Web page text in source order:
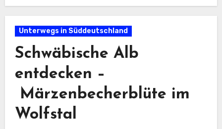
Unterwegs in Süddeutschland
Schwäbische Alb
entdecken –
Märzenbecherblüte im
Wolfstal